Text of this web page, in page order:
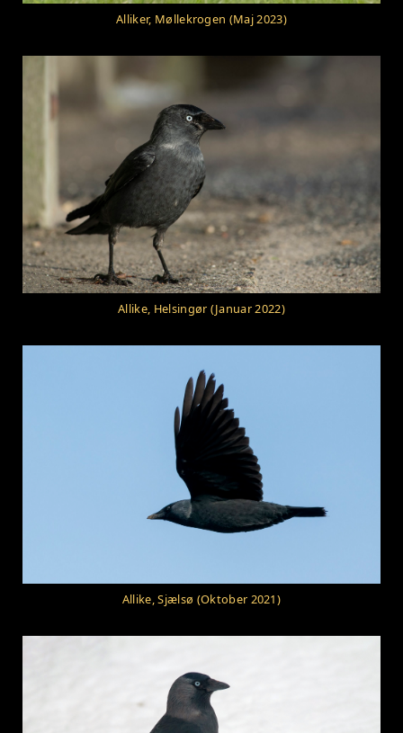
Alliker, Møllekrogen (Maj 2023)
Allike, Helsingør (Januar 2022)
Allike, Sjælsø (Oktober 2021)